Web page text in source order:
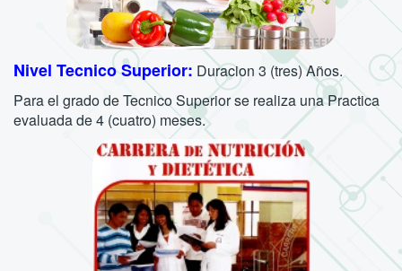
Nivel Tecnico Superior: Duracion 3 (tres) Años.
Para el grado de Tecnico Superior se realiza una Practica
evaluada de 4 (cuatro) meses.